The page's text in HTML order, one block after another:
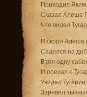
Приходил
Сказал Алеше
Что видел
И скоро Алеша
Садился на
Взял одну
И поехал к
Увидел
Заревел